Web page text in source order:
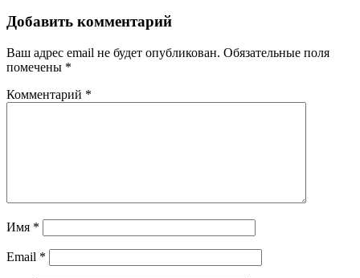
Добавить комментарий
Ваш адрес email не будет опубликован. Обязательные поля
помечены *
Комментарий *
Имя *
Email *